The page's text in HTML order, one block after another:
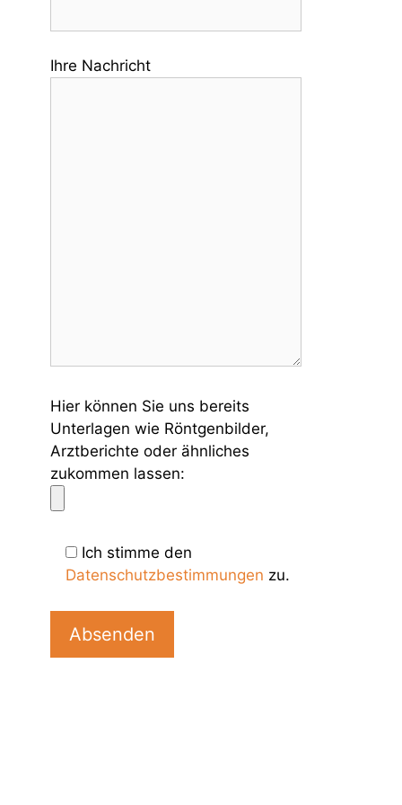
Ihre Nachricht
Hier können Sie uns bereits
Unterlagen wie Röntgenbilder,
Arztberichte oder ähnliches
zukommen lassen:
Ich stimme den
Datenschutzbestimmungen zu.